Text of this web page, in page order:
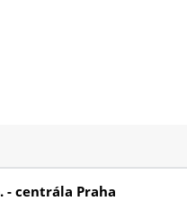
- centrála Praha